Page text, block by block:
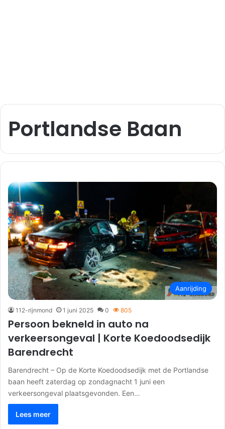
Portlandse Baan
Aanrijding
112-rijnmond 1 juni 2025 0 805
Persoon bekneld in auto na
verkeersongeval | Korte Koedoodsedijk
Barendrecht
Barendrecht – Op de Korte Koedoodsedijk met de Portlandse
baan heeft zaterdag op zondagnacht 1 juni een
verkeersongeval plaatsgevonden. Een…
Lees meer